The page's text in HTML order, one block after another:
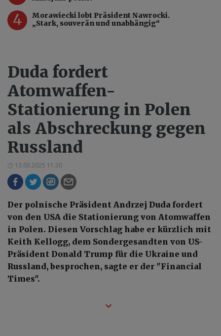
4
Morawiecki lobt Präsident Nawrocki.
„Stark, souverän und unabhängig“
Duda fordert
Atomwaffen-
Stationierung in Polen
als Abschreckung gegen
Russland
13.03.2025 11:30
Der polnische Präsident Andrzej Duda fordert
von den USA die Stationierung von Atomwaffen
in Polen. Diesen Vorschlag habe er kürzlich mit
Keith Kellogg, dem Sondergesandten von US-
Präsident Donald Trump für die Ukraine und
Russland, besprochen, sagte er der "Financial
Times".